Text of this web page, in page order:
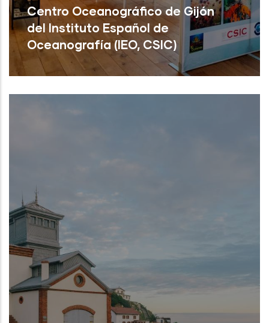
Centro Oceanográfico de Gijón
del Instituto Español de
Oceanografía (IEO, CSIC)
Centro Oceanográfico de Gijón del
Instituto Español de Oceanografía (IEO,